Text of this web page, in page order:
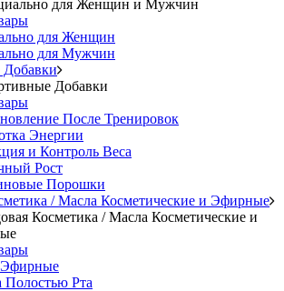
для Женщин и Мужчин
для Женщин
для Мужчин
Добавки
После Тренировок
Энергии
и Контроль Веса
Рост
Порошки
/ Масла Косметические и Эфирные
Косметика / Масла Косметические и
Полостью Рта